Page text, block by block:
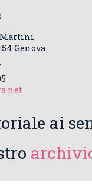
Martini
Genova
ai